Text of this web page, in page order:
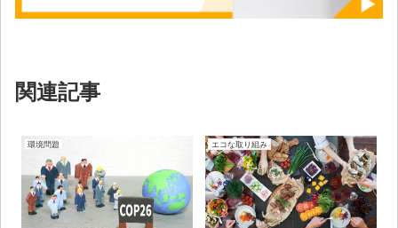
関連記事
環境問題 エコな取り組み